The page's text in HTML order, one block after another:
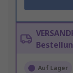
Auf Lager